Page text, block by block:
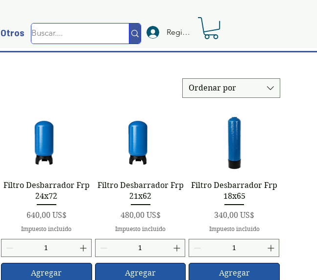
Otros Registrate
Ordenar por
Vista rápida
Filtro Desbarrador Frp
24x72
Precio
640,00 US$
Impuesto incluido
Agregar
Vista rápida
Filtro Desbarrador Frp
21x62
Precio
480,00 US$
Impuesto incluido
Agregar
Vista rápida
Filtro Desbarrador Frp
18x65
Precio
340,00 US$
Impuesto incluido
Agregar